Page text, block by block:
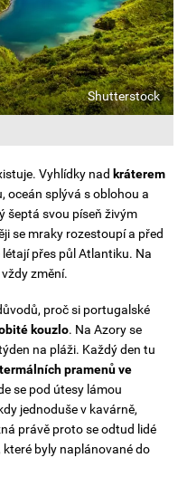
Shutterstock
Vyhlídky nad kráterem
oceán splývá s oblohou a
šeptá svou píseň živým
se mraky rozestoupí a před
přes půl Atlantiku. Na
změní.
proč si portugalské
kouzlo. Na Azory se
na pláži. Každý den tu
termálních pramenů ve
se pod útesy lámou
jednoduše v kavárně,
právě proto se odtud lidé
byly naplánované do